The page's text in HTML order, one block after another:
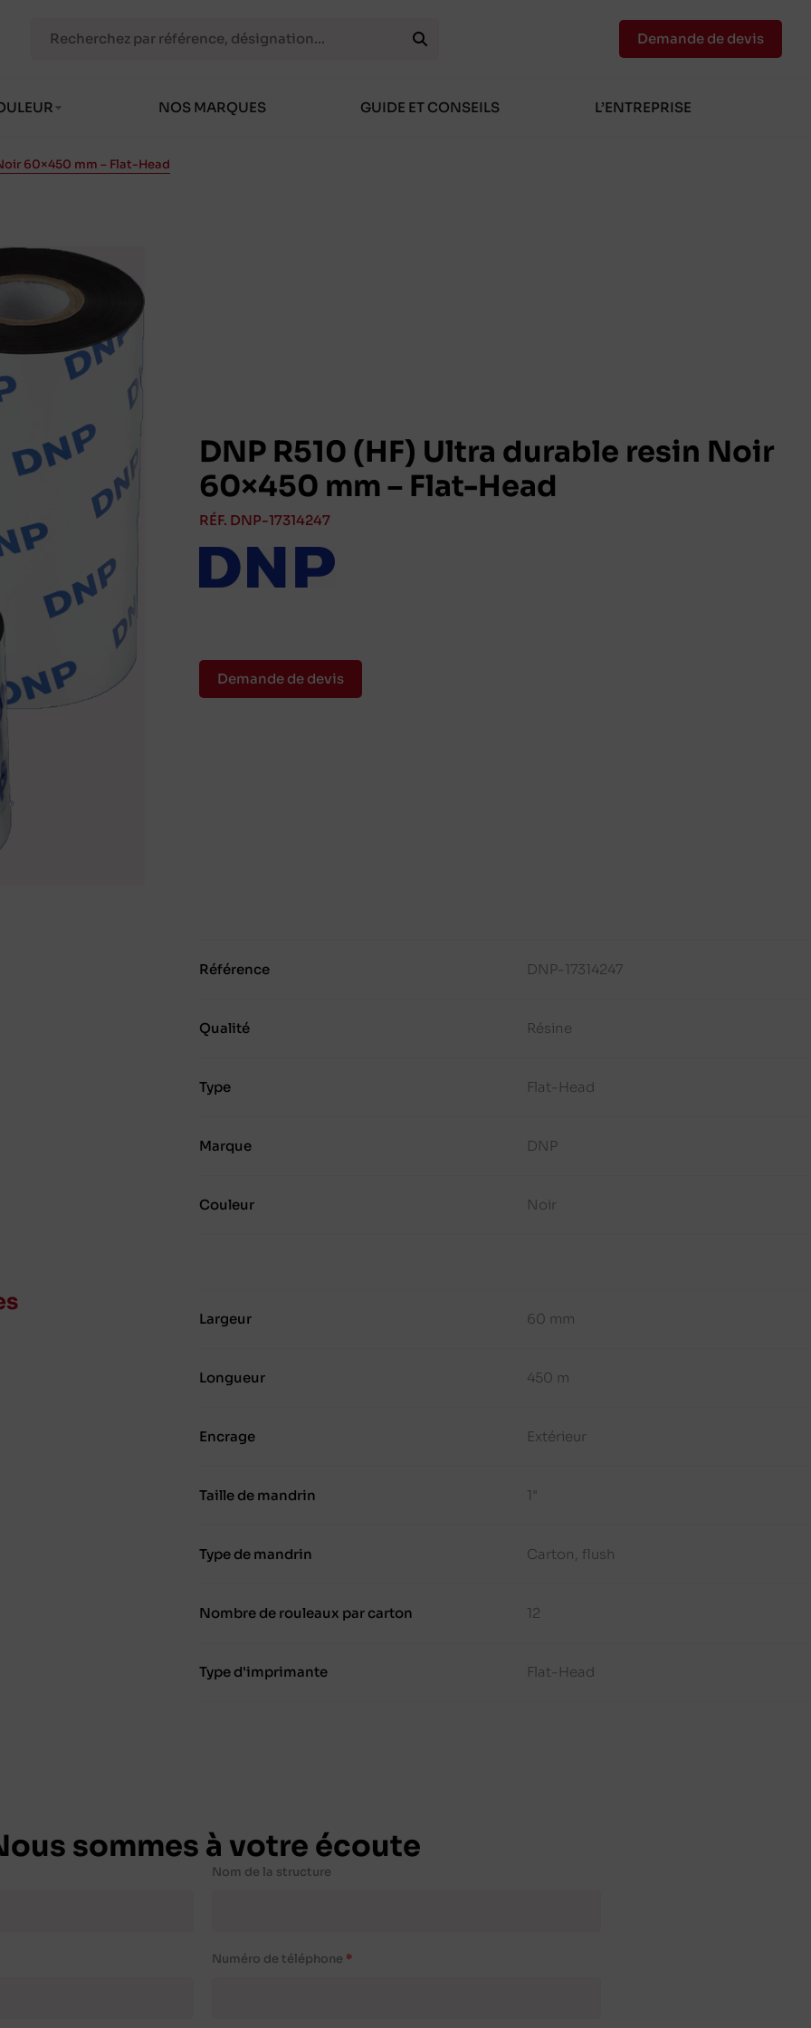
NOS MARQUES GUIDE ET CONSEILS L’ENTREPRISE
Demande de devis
60×450 mm – Flat-Head
DNP R510 (HF) Ultra durable resin Noir
60×450 mm – Flat-Head
RÉF. DNP-17314247
Demande de devis
Référence DNP-17314247
Qualité Résine
Type Flat-Head
Marque DNP
Couleur Noir
Largeur 60 mm
Longueur 450 m
Encrage Extérieur
Taille de mandrin 1"
Type de mandrin Carton, flush
Nombre de rouleaux par carton 12
Type d'imprimante Flat-Head
sommes à votre écoute
Nom de la structure
Numéro de téléphone